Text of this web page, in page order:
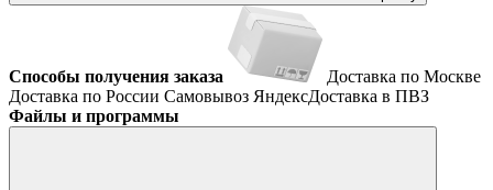
Способы получения заказа
Доставка по Москве
Доставка по России Самовывоз ЯндексДоставка в ПВЗ
Файлы и программы